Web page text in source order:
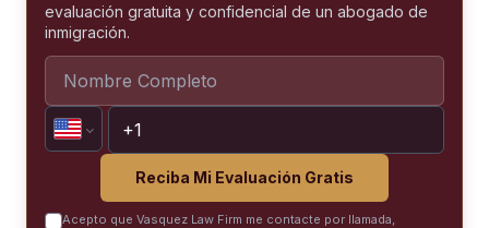
evaluación gratuita y confidencial de un abogado de
inmigración.
Reciba Mi Evaluación Gratis
Acepto que Vasquez Law Firm me contacte por llamada,